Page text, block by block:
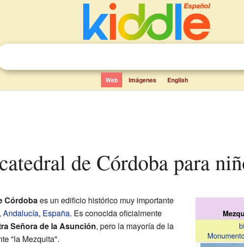
Web Imágenes English
catedral de Córdoba para
Córdobaes un edificio histórico muy importante
Andalucía, España. Es conocida oficialmente
Señora de la Asunción, pero la mayoría de la
"la Mezquita".